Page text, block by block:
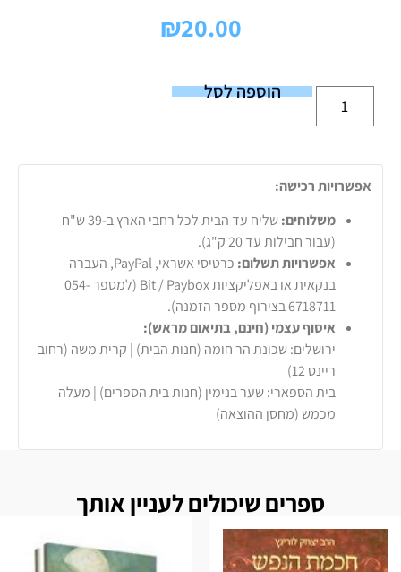
₪20.00
הוספה לסל
אפשרויות רכישה:
משלוחים:
שליח עד הבית לכל רחבי הארץ ב-39 ש"ח
(עבור חבילות עד 20 ק"ג).
אפשרויות תשלום:
כרטיסי אשראי, PayPal, העברה
בנקאית או באפליקציות Bit / Paybox (למספר 054-
6718711 בצירוף מספר הזמנה).
איסוף עצמי (חינם, בתיאום מראש):
ירושלים: שכונת הר חומה (חנות הבית) | קרית משה (רחוב
ריינס 12)
בית הספארי: שער בנימין (חנות בית הספרים) | מעלה
מכמש (מחסן ההוצאה)
ספרים שיכולים לעניין אותך